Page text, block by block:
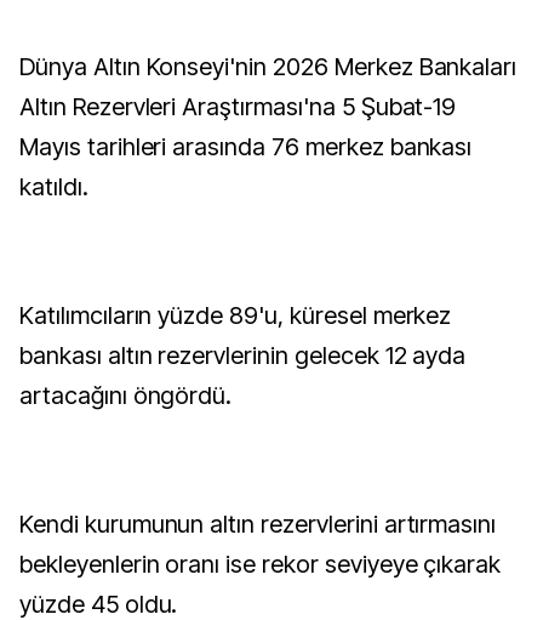
Dünya Altın Konseyi'nin 2026 Merkez Bankaları
Altın Rezervleri Araştırması'na 5 Şubat-19
Mayıs tarihleri arasında 76 merkez bankası
katıldı.
Katılımcıların yüzde 89'u, küresel merkez
bankası altın rezervlerinin gelecek 12 ayda
artacağını öngördü.
Kendi kurumunun altın rezervlerini artırmasını
bekleyenlerin oranı ise rekor seviyeye çıkarak
yüzde 45 oldu.